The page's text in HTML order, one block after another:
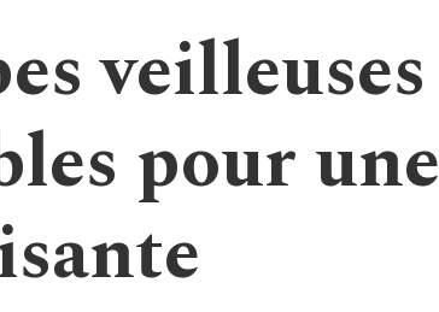
veilleuses
pour une